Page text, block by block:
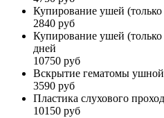
Купирование ушей
2840 руб
Купирование ушей
дней
10750 руб
Вскрытие гематомы
3590 руб
Пластика слухового
10150 руб